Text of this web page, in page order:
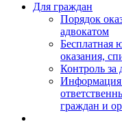
Для граждан
Порядок
адвокатом
Бесплатная
оказания,
Контроль за
Информация
граждан и